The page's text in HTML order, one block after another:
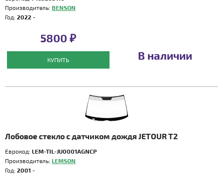
Производитель: BENSON
Год: 2022 -
5800 ₽
КУПИТЬ В наличии
Лобовое стекло с датчиком дождя JETOUR T2
Еврокод: LEM-TIL-JU0001AGNCP
Производитель: LEMSON
Год: 2001 -